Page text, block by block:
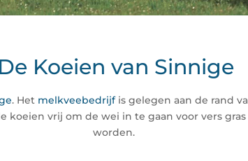
De Koeien van Sinnige
. Het melkveebedrijfis gelegen aan de rand
koeien vrij om de wei in te gaan voor vers
worden.